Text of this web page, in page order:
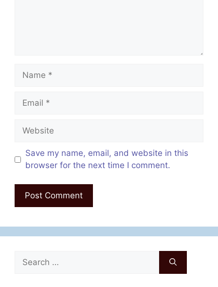
Name
Email
Website
Save my name, email, and website in this
browser for the next time I comment.
for: